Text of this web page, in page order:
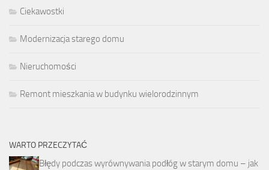
Ciekawostki
Modernizacja starego domu
Nieruchomości
Remont mieszkania w budynku wielorodzinnym
WARTO PRZECZYTAĆ
Błędy podczas wyrównywania podłóg w starym domu – jak